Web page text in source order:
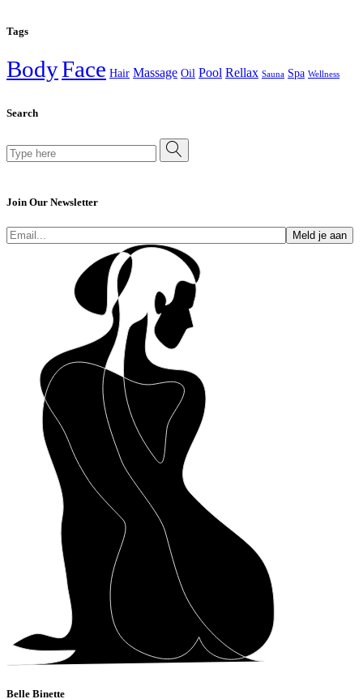
Tags
BodyFace Hair Massage Oil Pool Rellax Sauna Spa Wellness
Search
Join Our Newsletter
Meld je aan
Belle Binette